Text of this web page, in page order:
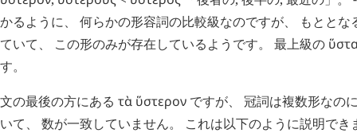
かるように、 何らかの形容詞の比較級なのですが、 もとと
ていて、 この形のみが存在しているようです。 最上級の
す。
文の最後の方にある τὰ ὕστερον ですが、 冠詞は複数形なの
いて、 数が一致していません。 これは以下のように説明で